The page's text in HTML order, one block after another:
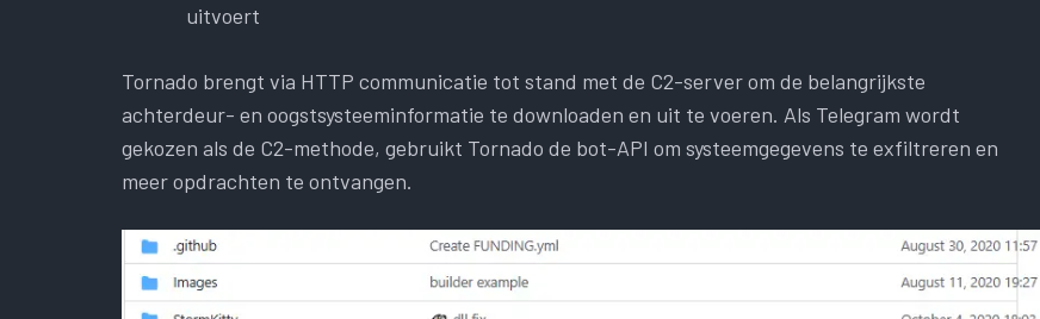
uitvoert
Tornado brengt via HTTP communicatie tot stand met de C2-server om de belangrijkste
achterdeur- en oogstsysteeminformatie te downloaden en uit te voeren. Als Telegram wordt
gekozen als de C2-methode, gebruikt Tornado de bot-API om systeemgegevens te exfiltreren en
meer opdrachten te ontvangen.